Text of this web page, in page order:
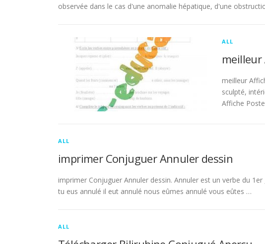
observée dans le cas d'une anomalie hépatique, d'une
ALL
meilleur
meilleur
sculpté,
Affiche
ALL
imprimer Conjuguer Annuler dessin
imprimer Conjuguer Annuler dessin. Annuler est un verbe du
tu eus annulé il eut annulé nous eûmes annulé vous eûtes …
ALL